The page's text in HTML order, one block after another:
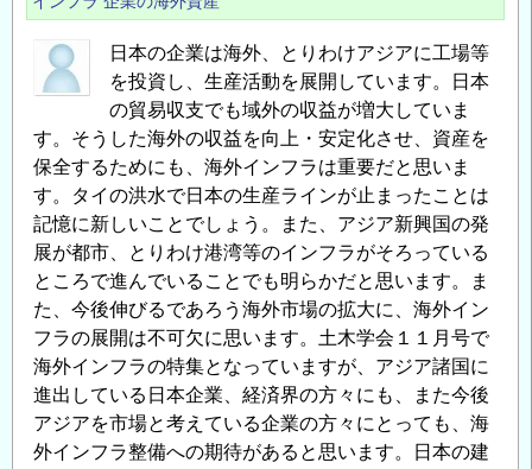
「海
外
イ
フ
ラ
展
開
⼈
材
養
成
プ
ロ
グ
日本の企業は海外、とりわけアジアに工場等
を投資し、生産活動を展開しています。日本
の貿易収支でも域外の収益が増大していま
す。そうした海外の収益を向上・安定化させ、資産を
保全するためにも、海外インフラは重要だと思いま
す。タイの洪水で日本の生産ラインが止まったことは
記憶に新しいことでしょう。また、アジア新興国の発
展が都市、とりわけ港湾等のインフラがそろっている
ところで進んでいることでも明らかだと思います。ま
た、今後伸びるであろう海外市場の拡大に、海外イン
フラの展開は不可欠に思います。土木学会１１月号で
海外インフラの特集となっていますが、アジア諸国に
進出している日本企業、経済界の方々にも、また今後
アジアを市場と考えている企業の方々にとっても、海
外インフラ整備への期待があると思います。日本の建